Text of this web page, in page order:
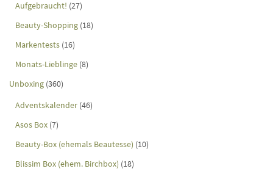
Aufgebraucht! (27)
Beauty-Shopping (18)
Markentests (16)
Monats-Lieblinge (8)
Unboxing (360)
Adventskalender (46)
Asos Box (7)
Beauty-Box (ehemals Beautesse) (10)
Blissim Box (ehem. Birchbox) (18)